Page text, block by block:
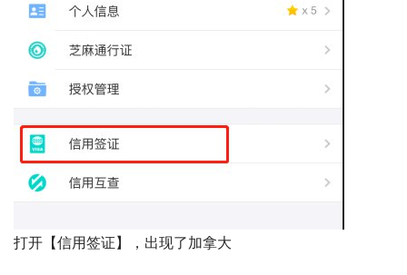
打开【信用签证】，出现了加拿大